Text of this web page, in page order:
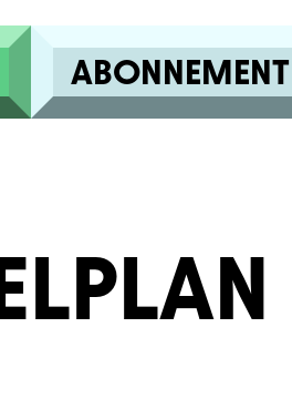
ABONNEMENT